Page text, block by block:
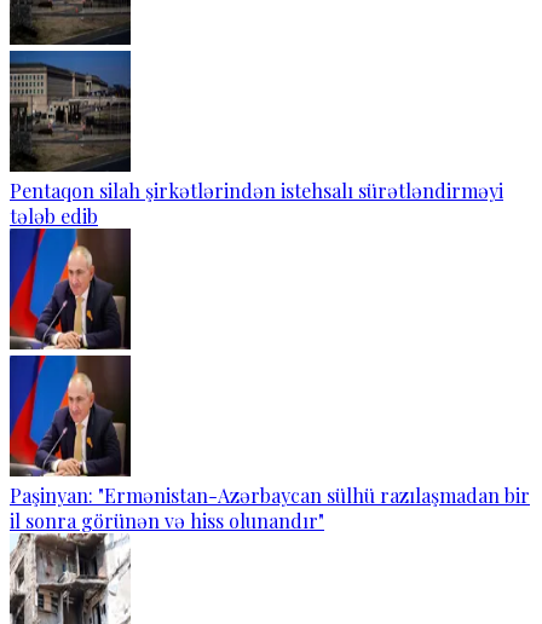
Pentaqon silah şirkətlərindən istehsalı sürətləndirməyi
tələb edib
Paşinyan: "Ermənistan-Azərbaycan sülhü razılaşmadan bir
il sonra görünən və hiss olunandır"